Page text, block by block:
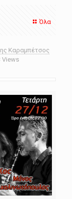
Όλα
Καραμπέτσος
Views